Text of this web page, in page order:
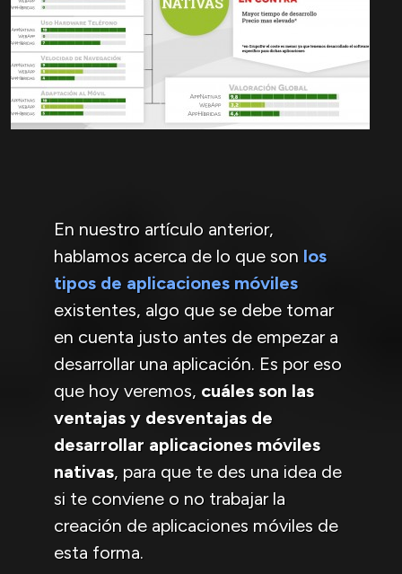
En nuestro artículo anterior,
hablamos acerca de lo que son los
tipos de aplicaciones móviles
existentes, algo que se debe tomar
en cuenta justo antes de empezar a
desarrollar una aplicación. Es por eso
que hoy veremos, cuáles son las
ventajas y desventajas de
desarrollar aplicaciones móviles
nativas, para que te des una idea de
si te conviene o no trabajar la
creación de aplicaciones móviles de
esta forma.